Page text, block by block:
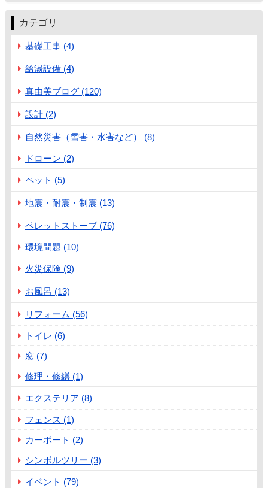
カテゴリ
基礎工事 (4)
給湯設備 (4)
真由美ブログ (120)
設計 (2)
自然災害（雪害・水害など） (8)
ドローン (2)
ペット (5)
地震・耐震・制震 (13)
ペレットストーブ (76)
環境問題 (10)
火災保険 (9)
お風呂 (13)
リフォーム (56)
トイレ (6)
窓 (7)
修理・修繕 (1)
エクステリア (8)
フェンス (1)
カーポート (2)
シンボルツリー (3)
イベント (79)